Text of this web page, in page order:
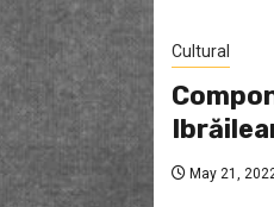
Cultural
May 21,